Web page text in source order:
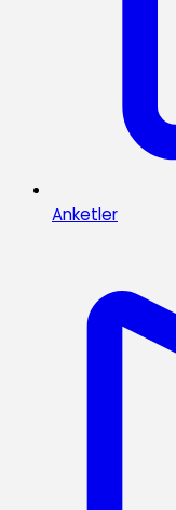
Anketler